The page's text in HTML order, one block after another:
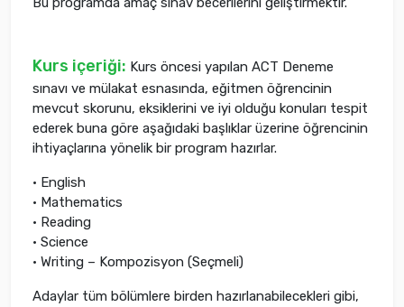
Kurs içeriği: Kurs öncesi yapılan ACT Deneme
sınavı ve mülakat esnasında, eğitmen öğrencinin
mevcut skorunu, eksiklerini ve iyi olduğu konuları tespit
ederek buna göre aşağıdaki başlıklar üzerine öğrencinin
ihtiyaçlarına yönelik bir program hazırlar.
• English
• Mathematics
• Reading
• Science
• Writing – Kompozisyon (Seçmeli)
Adaylar tüm bölümlere birden hazırlanabilecekleri gibi,